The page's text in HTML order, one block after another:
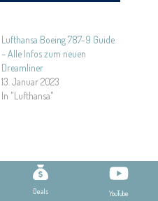
Lufthansa Boeing 787-9 Guide
– Alle Infos zum neuen
Dreamliner
13. Januar 2023
In "Lufthansa"
Deals YouTube